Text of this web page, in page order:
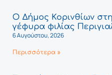
Ο Δήμος Κορινθίων
γέφυρα φιλίας
6 Αυγούστου, 2026
Περισσότερα »